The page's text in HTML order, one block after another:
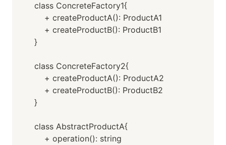
class ConcreteFactory1{
    + createProductA(): ProductA1
    + createProductB(): ProductB1
}
class ConcreteFactory2{
    + createProductA(): ProductA2
    + createProductB(): ProductB2
}
class AbstractProductA{
    + operation(): string